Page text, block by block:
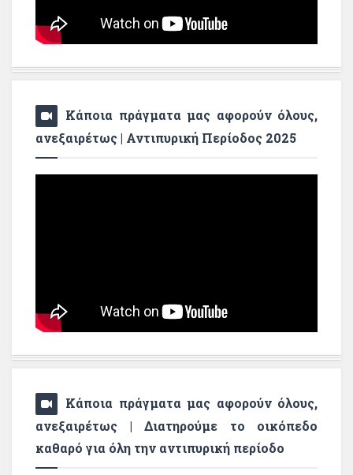
Κάποια πράγματα μας αφορούν όλους,
ανεξαιρέτως | Αντιπυρική Περίοδος 2025
Κάποια πράγματα μας αφορούν όλους,
ανεξαιρέτως | Διατηρούμε το οικόπεδο
καθαρό για όλη την αντιπυρική περίοδο